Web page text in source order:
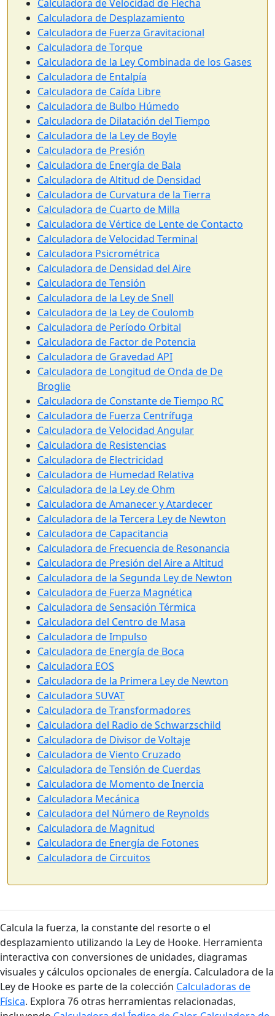
Calculadora de Velocidad de Flecha
Calculadora de Desplazamiento
Calculadora de Fuerza Gravitacional
Calculadora de Torque
Calculadora de la Ley Combinada de los Gases
Calculadora de Entalpía
Calculadora de Caída Libre
Calculadora de Bulbo Húmedo
Calculadora de Dilatación del Tiempo
Calculadora de la Ley de Boyle
Calculadora de Presión
Calculadora de Energía de Bala
Calculadora de Altitud de Densidad
Calculadora de Curvatura de la Tierra
Calculadora de Cuarto de Milla
Calculadora de Vértice de Lente de Contacto
Calculadora de Velocidad Terminal
Calculadora Psicrométrica
Calculadora de Densidad del Aire
Calculadora de Tensión
Calculadora de la Ley de Snell
Calculadora de la Ley de Coulomb
Calculadora de Período Orbital
Calculadora de Factor de Potencia
Calculadora de Gravedad API
Calculadora de Longitud de Onda de De
Broglie
Calculadora de Constante de Tiempo RC
Calculadora de Fuerza Centrífuga
Calculadora de Velocidad Angular
Calculadora de Resistencias
Calculadora de Electricidad
Calculadora de Humedad Relativa
Calculadora de la Ley de Ohm
Calculadora de Amanecer y Atardecer
Calculadora de la Tercera Ley de Newton
Calculadora de Capacitancia
Calculadora de Frecuencia de Resonancia
Calculadora de Presión del Aire a Altitud
Calculadora de la Segunda Ley de Newton
Calculadora de Fuerza Magnética
Calculadora de Sensación Térmica
Calculadora del Centro de Masa
Calculadora de Impulso
Calculadora de Energía de Boca
Calculadora EOS
Calculadora de la Primera Ley de Newton
Calculadora SUVAT
Calculadora de Transformadores
Calculadora del Radio de Schwarzschild
Calculadora de Divisor de Voltaje
Calculadora de Viento Cruzado
Calculadora de Tensión de Cuerdas
Calculadora de Momento de Inercia
Calculadora Mecánica
Calculadora del Número de Reynolds
Calculadora de Magnitud
Calculadora de Energía de Fotones
Calculadora de Circuitos
Calcula la fuerza, la constante del resorte o el
desplazamiento utilizando la Ley de Hooke. Herramienta
interactiva con conversiones de unidades, diagramas
visuales y cálculos opcionales de energía. Calculadora de la
Ley de Hooke es parte de la colección Calculadoras de
Física. Explora 76 otras herramientas relacionadas,